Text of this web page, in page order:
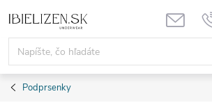
na
obsah
Podprsenky